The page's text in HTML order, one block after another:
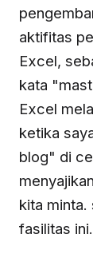
aktifitas
Excel,
kata
Excel
ketika
blog" di
kita minta.
fasilitas ini.